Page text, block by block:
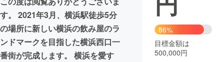
CAMPFIRE for Social Good
CAMPFIRE Creation
CAMPFIREふるさと納税machi-ya コミュニティ
す。 2021年3月、横浜駅徒歩5分
の場所に新しい横浜の飲み屋のラ
ンドマークを目指した横浜西口一
番街が完成します。 横浜を愛す
86%
目標金額は
500,000円